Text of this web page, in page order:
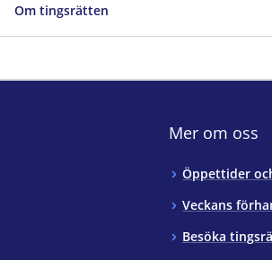
Om tingsrätten
Mer om oss
Öppettider
Veckans
Besöka